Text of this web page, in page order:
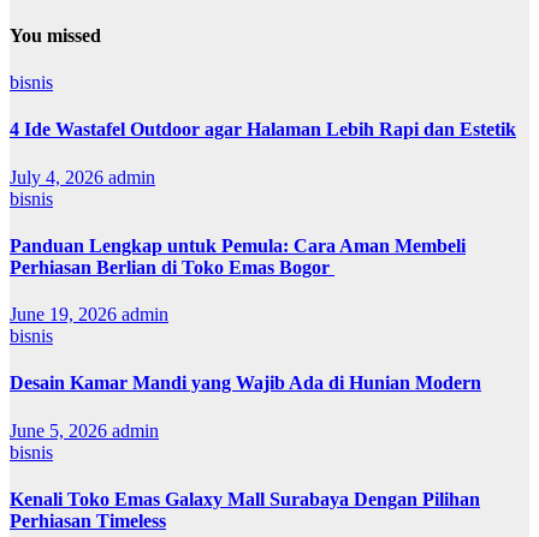
You missed
bisnis
4 Ide Wastafel Outdoor agar Halaman Lebih Rapi dan Estetik
July 4, 2026 admin
bisnis
Panduan Lengkap untuk Pemula: Cara Aman Membeli
Perhiasan Berlian di Toko Emas Bogor
June 19, 2026 admin
bisnis
Desain Kamar Mandi yang Wajib Ada di Hunian Modern
June 5, 2026 admin
bisnis
Kenali Toko Emas Galaxy Mall Surabaya Dengan Pilihan
Perhiasan Timeless